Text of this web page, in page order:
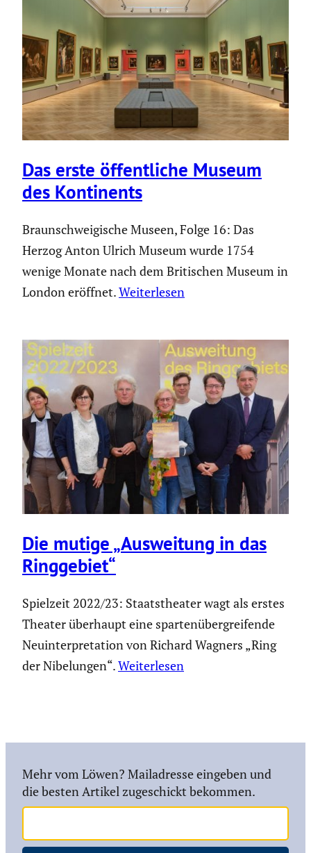
Das erste öffent­liche Museum
des Konti­nents
Braunschweigische Museen, Folge 16: Das
Herzog Anton Ulrich Museum wurde 1754
wenige Monate nach dem Britischen Museum in
London eröffnet.Weiterlesen
Die mutige „Auswei­tung in das
Ringge­biet“
Spielzeit 2022/23: Staatstheater wagt als erstes
Theater überhaupt eine spartenübergreifende
Neuinterpretation von Richard Wagners „Ring
der Nibelungen“.Weiterlesen
Mehr vom Löwen? Mailadresse eingeben und
die besten Artikel zugeschickt bekommen.